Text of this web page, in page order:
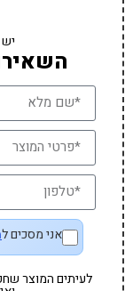
יש
אני מסכים ל
לעיתים המוצר